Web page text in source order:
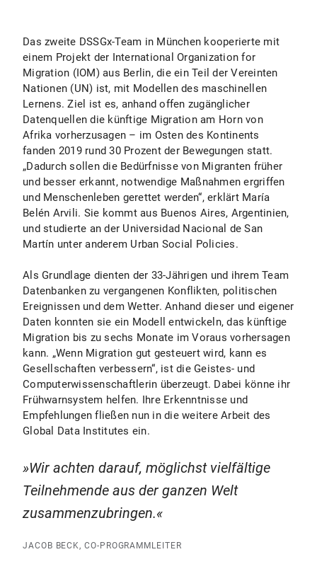
Das zweite DSSGx-Team in München kooperierte mit
einem Projekt der International Organization for
Migration (IOM) aus Berlin, die ein Teil der Vereinten
Nationen (UN) ist, mit Modellen des maschinellen
Lernens. Ziel ist es, anhand offen zugänglicher
Datenquellen die künftige Migration am Horn von
Afrika vorherzusagen – im Osten des Kontinents
fanden 2019 rund 30 Prozent der Bewegungen statt.
„Dadurch sollen die Bedürfnisse von Migranten früher
und besser erkannt, notwendige Maßnahmen ergriffen
und Menschenleben gerettet werden“, erklärt María
Belén Arvili. Sie kommt aus Buenos Aires, Argentinien,
und studierte an der Universidad Nacional de San
Martín unter anderem Urban Social Policies.
Als Grundlage dienten der 33-Jährigen und ihrem Team
Datenbanken zu vergangenen Konflikten, politischen
Ereignissen und dem Wetter. Anhand dieser und eigener
Daten konnten sie ein Modell entwickeln, das künftige
Migration bis zu sechs Monate im Voraus vorhersagen
kann. „Wenn Migration gut gesteuert wird, kann es
Gesellschaften verbessern“, ist die Geistes- und
Computerwissenschaftlerin überzeugt. Dabei könne ihr
Frühwarnsystem helfen. Ihre Erkenntnisse und
Empfehlungen fließen nun in die weitere Arbeit des
Global Data Institutes ein.
Wir achten darauf, möglichst vielfältige
Teilnehmende aus der ganzen Welt
zusammenzubringen.
JACOB BECK, CO-PROGRAMMLEITER